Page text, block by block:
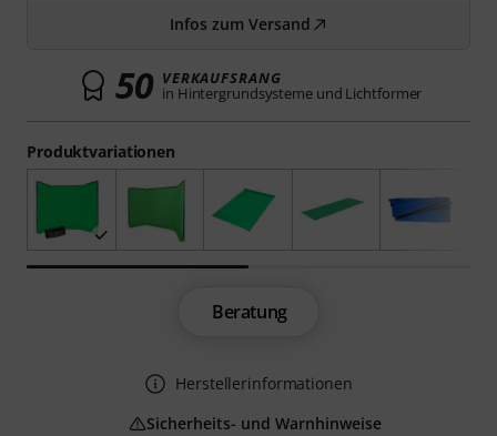
Produktvariationen
Infos zum Versand
50 VERKAUFSRANG
in Hintergrundsysteme und Lichtformer
Beratung
Herstellerinformationen
Sicherheits- und Warnhinweise